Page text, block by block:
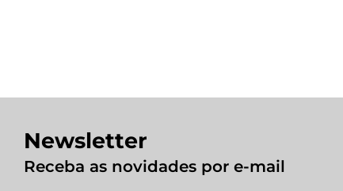
Newsletter
Receba as novidades por e-mail